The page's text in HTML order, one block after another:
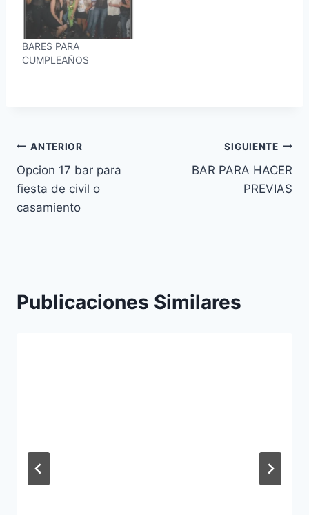
BARES PARA
CUMPLEAÑOS
Navegación
de
entradas
ANTERIOR
Opcion 17 bar para
fiesta de civil o
casamiento
SIGUIENTE
BAR PARA HACER
PREVIAS
Publicaciones Similares